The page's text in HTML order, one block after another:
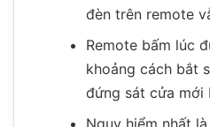
đèn trên remote
Remote bấm lúc
khoảng cách bắt
đứng sát cửa mới
Nguy hiểm nhất